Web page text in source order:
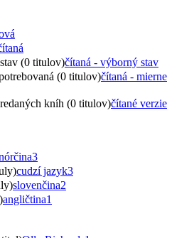
(0 titulov)čítaná - výborný stav
(0 titulov)čítaná - mierne
kníh (0 titulov)čítané verzie
3
cudzí jazyk3
slovenčina2
angličtina1